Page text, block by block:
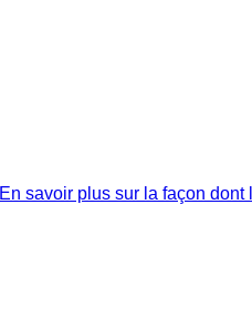
En savoir plus sur la façon